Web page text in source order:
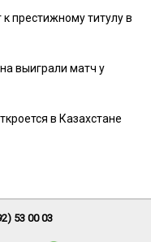
престижному титулу в
выиграли матч у
в Казахстане
53 00 03